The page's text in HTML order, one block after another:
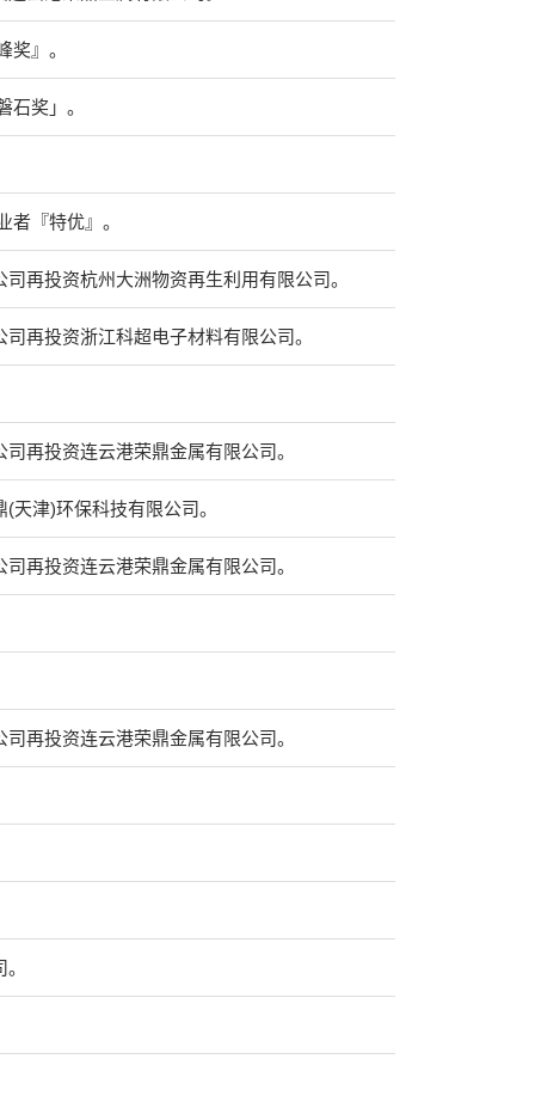
』。
奖」。
『特优』。
再投资杭州大洲物资再生利用有限公司。
再投资浙江科超电子材料有限公司。
再投资连云港荣鼎金属有限公司。
津)环保科技有限公司。
再投资连云港荣鼎金属有限公司。
再投资连云港荣鼎金属有限公司。